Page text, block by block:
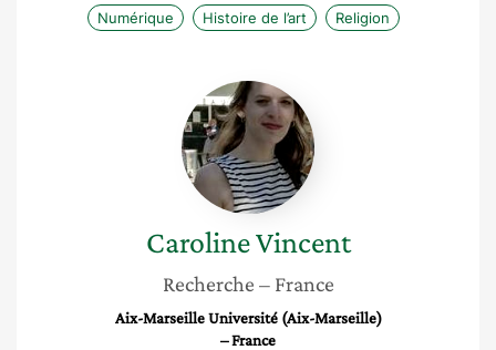
Numérique Histoire de l’art Religion
Caroline
Vincent
CarolineVincent
Recherche – France
Aix-Marseille Université (Aix-Marseille)
– France